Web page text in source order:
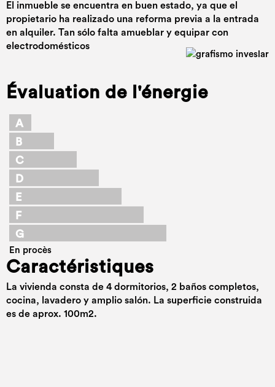
El inmueble se encuentra en buen estado, ya que el
propietario ha realizado una reforma previa a la entrada
en alquiler. Tan sólo falta amueblar y equipar con
electrodomésticos
Évaluation de l'énergie
A
B
C
D
E
F
G
En procès
Caractéristiques
La vivienda consta de 4 dormitorios, 2 baños completos,
cocina, lavadero y amplio salón. La superficie construida
es de aprox. 100m2.